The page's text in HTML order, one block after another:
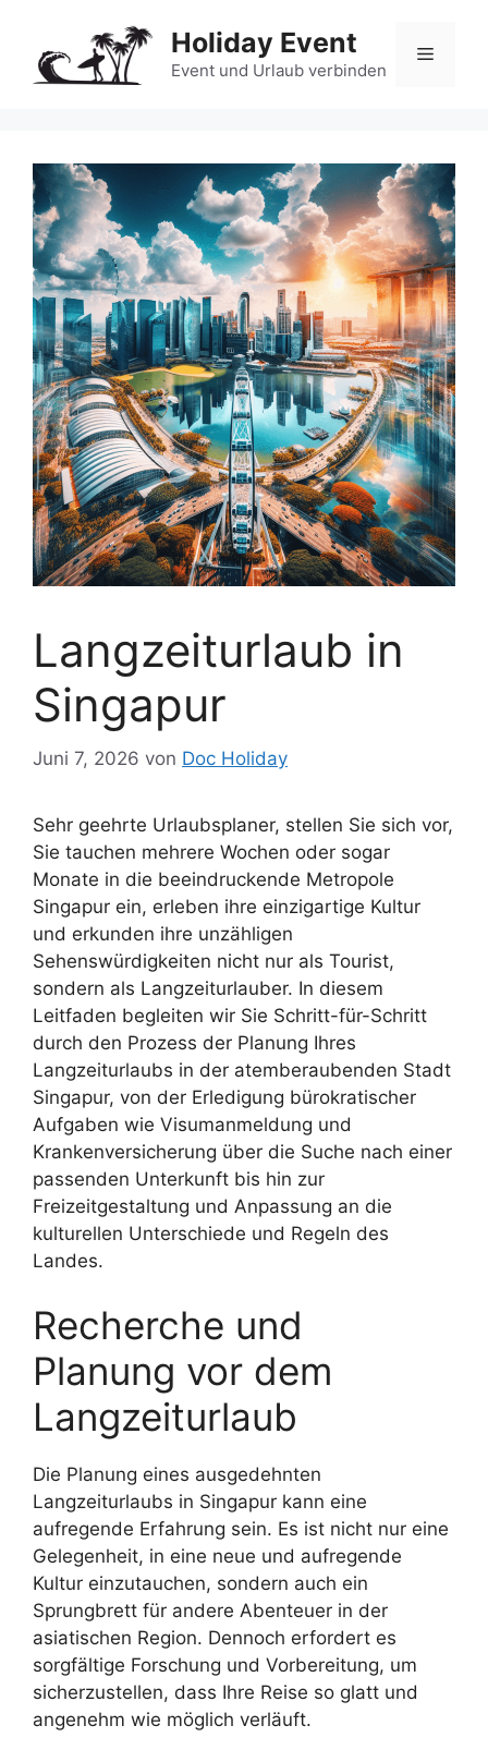
springen
Holiday Event
Event und Urlaub verbinden
Menü
Langzeiturlaub in
Singapur
Juni 7, 2026 von Doc Holiday
Sehr geehrte Urlaubsplaner, stellen Sie sich vor,
Sie tauchen mehrere Wochen oder sogar
Monate in die beeindruckende Metropole
Singapur ein, erleben ihre einzigartige Kultur
und erkunden ihre unzähligen
Sehenswürdigkeiten nicht nur als Tourist,
sondern als Langzeiturlauber. In diesem
Leitfaden begleiten wir Sie Schritt-für-Schritt
durch den Prozess der Planung Ihres
Langzeiturlaubs in der atemberaubenden Stadt
Singapur, von der Erledigung bürokratischer
Aufgaben wie Visumanmeldung und
Krankenversicherung über die Suche nach einer
passenden Unterkunft bis hin zur
Freizeitgestaltung und Anpassung an die
kulturellen Unterschiede und Regeln des
Landes.
Recherche und
Planung vor dem
Langzeiturlaub
Die Planung eines ausgedehnten
Langzeiturlaubs in Singapur kann eine
aufregende Erfahrung sein. Es ist nicht nur eine
Gelegenheit, in eine neue und aufregende
Kultur einzutauchen, sondern auch ein
Sprungbrett für andere Abenteuer in der
asiatischen Region. Dennoch erfordert es
sorgfältige Forschung und Vorbereitung, um
sicherzustellen, dass Ihre Reise so glatt und
angenehm wie möglich verläuft.